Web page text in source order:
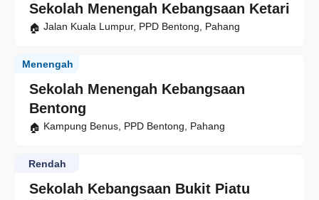
Sekolah Menengah Kebangsaan Ketari
Jalan Kuala Lumpur, PPD Bentong, Pahang
Sekolah Menengah Kebangsaan
Bentong
Menengah
Kampung Benus, PPD Bentong, Pahang
Sekolah Kebangsaan Bukit Piatu
Rendah